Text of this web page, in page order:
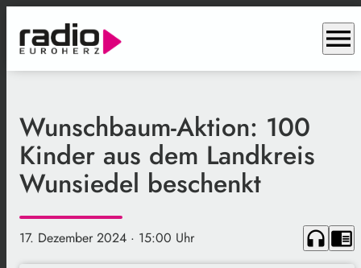
menu
Wunschbaum-Aktion: 100
Kinder aus dem Landkreis
Wunsiedel beschenkt
17. Dezember 2024 · 15:00 Uhr headphones chrome_reader_mode